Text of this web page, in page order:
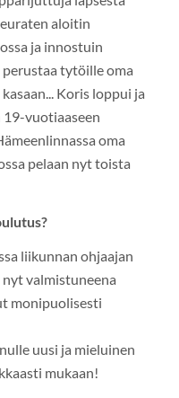
aloitin
ja innostuin
tytöille oma
Koris loppui ja
vuotiaaseen
oma
pelaan nyt toista
liikunnan ohjaajan
valmistuneena
monipuolisesti
uusi ja mieluinen
mukaan!